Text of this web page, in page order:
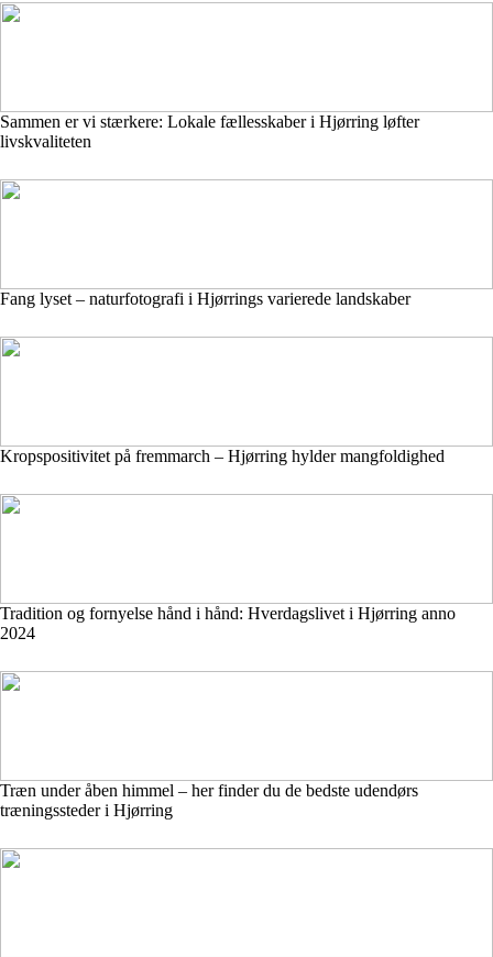
Sammen er vi stærkere: Lokale fællesskaber i Hjørring løfter
livskvaliteten
Fang lyset – naturfotografi i Hjørrings varierede landskaber
Kropspositivitet på fremmarch – Hjørring hylder mangfoldighed
Tradition og fornyelse hånd i hånd: Hverdagslivet i Hjørring anno
2024
Træn under åben himmel – her finder du de bedste udendørs
træningssteder i Hjørring